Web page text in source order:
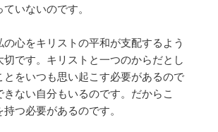
いないのです。
心をキリストの平和が支配するよう
切です。キリストと一つのからだとし
とをいつも思い起こす必要があるので
ない自分もいるのです。だからこ
つ必要があるのです。